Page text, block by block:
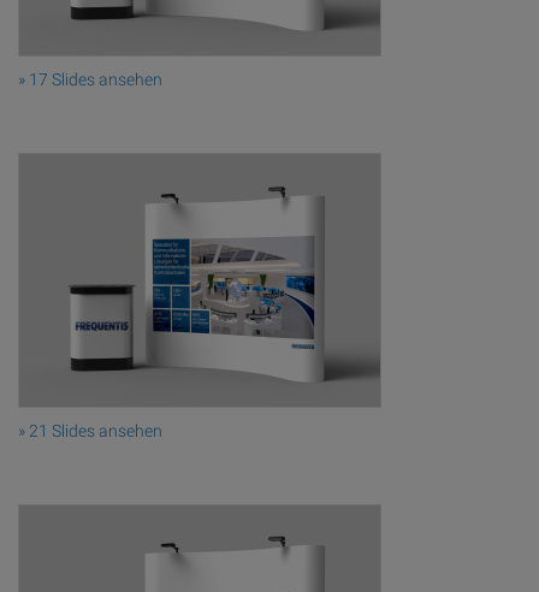
» 17 Slides ansehen
» 21 Slides ansehen